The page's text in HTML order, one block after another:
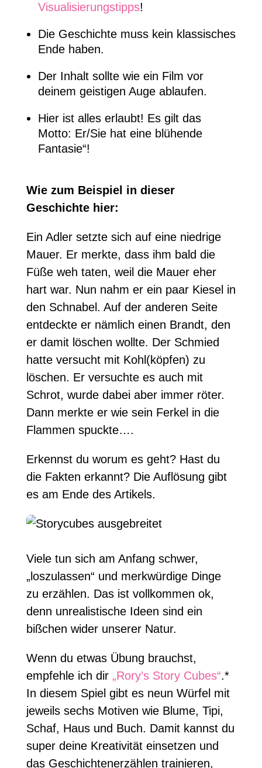
Visualisierungstipps!
Die Geschichte muss kein klassisches
Ende haben.
Der Inhalt sollte wie ein Film vor
deinem geistigen Auge ablaufen.
Hier ist alles erlaubt! Es gilt das
Motto: Er/Sie hat eine blühende
Fantasie“!
Wie zum Beispiel in dieser
Geschichte hier:
Ein Adler setzte sich auf eine niedrige
Mauer. Er merkte, dass ihm bald die
Füße weh taten, weil die Mauer eher
hart war. Nun nahm er ein paar Kiesel in
den Schnabel. Auf der anderen Seite
entdeckte er nämlich einen Brandt, den
er damit löschen wollte. Der Schmied
hatte versucht mit Kohl(köpfen) zu
löschen. Er versuchte es auch mit
Schrot, wurde dabei aber immer röter.
Dann merkte er wie sein Ferkel in die
Flammen spuckte….
Erkennst du worum es geht? Hast du
die Fakten erkannt? Die Auflösung gibt
es am Ende des Artikels.
Viele tun sich am Anfang schwer,
„loszulassen“ und merkwürdige Dinge
zu erzählen. Das ist vollkommen ok,
denn unrealistische Ideen sind ein
bißchen wider unserer Natur.
Wenn du etwas Übung brauchst,
empfehle ich dir „Rory’s Story Cubes“.*
In diesem Spiel gibt es neun Würfel mit
jeweils sechs Motiven wie Blume, Tipi,
Schaf, Haus und Buch. Damit kannst du
super deine Kreativität einsetzen und
das Geschichtenerzählen trainieren,